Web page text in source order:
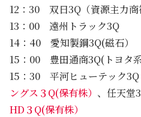
12：30 双日3Q（資源主力商
13：00 遠州トラック3Q
14：40 愛知製鋼3Q(磁石）
15：00 豊田通商3Q(トヨタ系
15：30 平河ヒューテック3Q
ングス３Q(保有株） 、任天堂
HD３Q(保有株）